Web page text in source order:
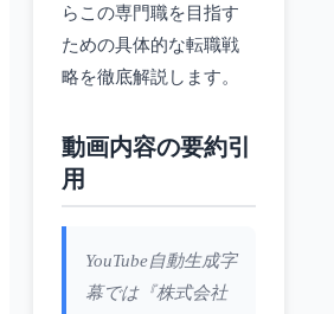
らこの専門職を目指す
ための具体的な転職戦
略を徹底解説します。
動画内容の要約引
用
YouTube自動生成字
幕では『株式会社